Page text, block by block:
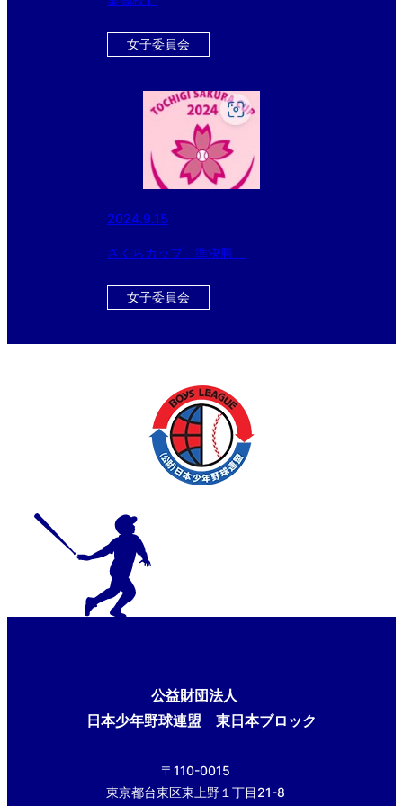
女子委員会
2024.9.15
さくらカップ 準決勝
女子委員会
公益財団法人
日本少年野球連盟 東日本ブロック
〒110-0015
東京都台東区東上野１丁目21-8